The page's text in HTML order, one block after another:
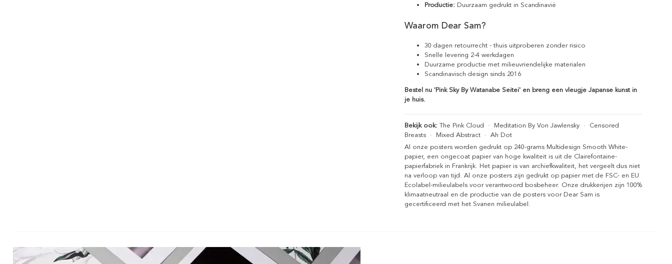
Productie: Duurzaam gedrukt in Scandinavië
Waarom Dear Sam?
30 dagen retourrecht - thuis uitproberen zonder risico
Snelle levering 2-4 werkdagen
Duurzame productie met milieuvriendelijke materialen
Scandinavisch design sinds 2016
Bestel nu 'Pink Sky By Watanabe Seitei' en breng een vleugje Japanse kunst in
je huis.
Bekijk ook: The Pink Cloud · Meditation By Von Jawlensky · Censored
Breasts · Mixed Abstract · Ah Dot
Al onze posters worden gedrukt op 240-grams Multidesign Smooth White-
papier, een ongecoat papier van hoge kwaliteit is uit de Clairefontaine-
papierfabriek in Frankrijk. Het papier is van archiefkwaliteit, het vergeelt dus niet
na verloop van tijd. Al onze posters zijn gedrukt op papier met de FSC- en EU
Ecolabel-milieulabels voor verantwoord bosbeheer. Onze drukkerijen zijn 100%
klimaatneutraal en de productie van de posters voor Dear Sam is
gecertificeerd met het Svanen milieulabel.